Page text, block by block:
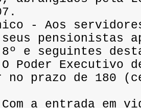
- Aos
seus pensionistas
e seguintes
Poder Executivo
no prazo de 180
a entrada em